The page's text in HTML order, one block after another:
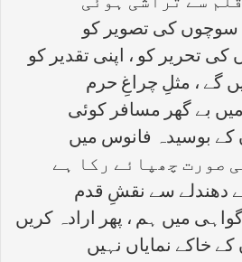
سوچوں کی تصویر کو
کی تحریر کو ، اپنی تقدیر کو
گے ، مثلِ چراغِ حرم
بے گھر مسافر کوئی
کے بوسیدہ فانوس میں
صورت چھپائے رکا ہے
دھندلے سے نقشِ قدم
میں ہم ، پھر ارادہ کریں
کے خاکے نمایاں نہیں